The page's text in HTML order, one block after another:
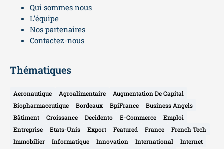
Qui sommes nous
L’équipe
Nos partenaires
Contactez-nous
Thématiques
Aeronautique Agroalimentaire
Augmentation De Capital
Biopharmaceutique
Bordeaux BpiFrance
Business Angels
Bâtiment
Croissance Decidento E-Commerce
Emploi
Entreprise
Etats-Unis Export Featured France
French Tech
Immobilier
Informatique Innovation International
Internet